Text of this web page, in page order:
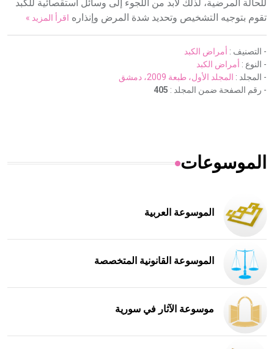
للحالة المرضية، لذلك لابد من اللجوء إلى وسائل استقصائية للكبد
تقوم بتوجيه التشخيص وتحديد شدة المرض وإنذاره اقرأ المزيد »
- التصنيف : أمراض الكبد
- النوع : أمراض الكبد
- المجلد : المجلد الأول، طبعة 2009، دمشق
- رقم الصفحة ضمن المجلد : 405
الموسوعات
الموسوعة العربية
الموسوعة القانونية المتخصصة
موسوعة الآثار في سورية